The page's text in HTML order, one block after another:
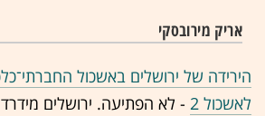
אריק מירובסקי
הירידה של ירושלים באשכול
לאשכול 2
- לא הפתיעה. ירושלים